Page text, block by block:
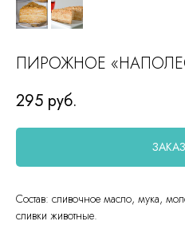
ПИРОЖНОЕ
295 руб.
Состав: сливочное масло, мука,
сливки животные.